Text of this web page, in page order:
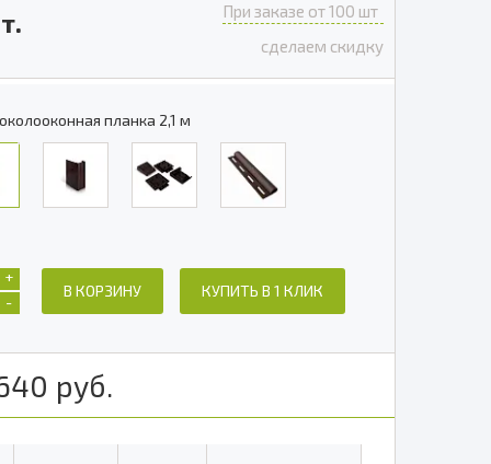
При заказе от 100 шт
сделаем скидку
планка 2,1 м
+
-
В КОРЗИНУ КУПИТЬ В 1 КЛИК
руб.